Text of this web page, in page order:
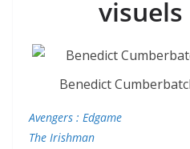
visuels
Benedict
Avengers : Edgame
The Irishman